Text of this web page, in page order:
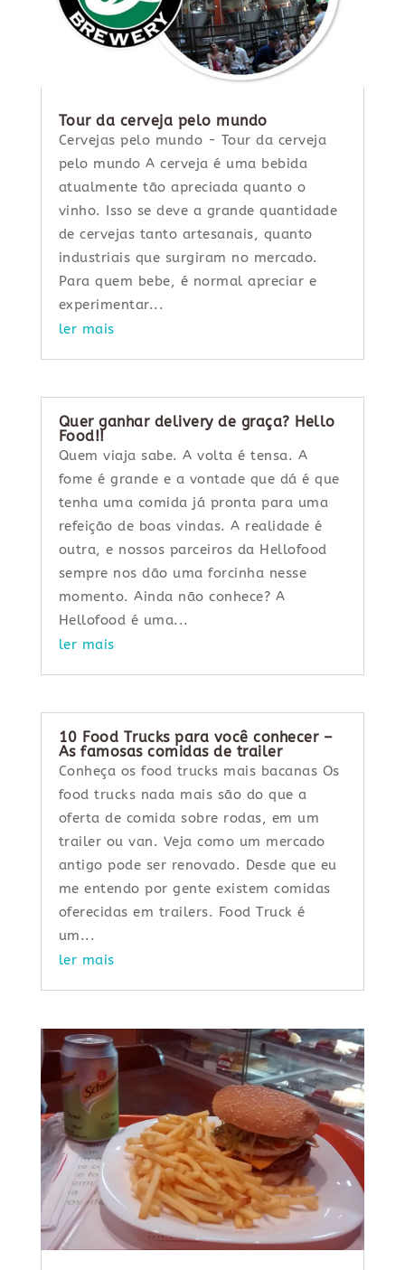
Tour da cerveja pelo mundo
Cervejas pelo mundo - Tour da cerveja
pelo mundo A cerveja é uma bebida
atualmente tão apreciada quanto o
vinho. Isso se deve a grande quantidade
de cervejas tanto artesanais, quanto
industriais que surgiram no mercado.
Para quem bebe, é normal apreciar e
experimentar...
ler mais
Quer ganhar delivery de graça? Hello
Food!!
Quem viaja sabe. A volta é tensa. A
fome é grande e a vontade que dá é que
tenha uma comida já pronta para uma
refeição de boas vindas. A realidade é
outra, e nossos parceiros da Hellofood
sempre nos dão uma forcinha nesse
momento. Ainda não conhece? A
Hellofood é uma...
ler mais
10 Food Trucks para você conhecer –
As famosas comidas de trailer
Conheça os food trucks mais bacanas Os
food trucks nada mais são do que a
oferta de comida sobre rodas, em um
trailer ou van. Veja como um mercado
antigo pode ser renovado. Desde que eu
me entendo por gente existem comidas
oferecidas em trailers. Food Truck é
um...
ler mais